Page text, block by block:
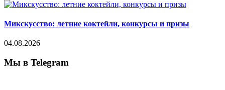
Микскусство: летние коктейли, конкурсы и призы
04.08.2026
Мы в Telegram